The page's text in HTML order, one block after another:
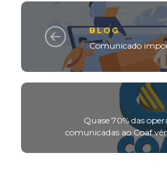
BLOG
Comunicado
Quase 70% das
comunicadas ao Coaf